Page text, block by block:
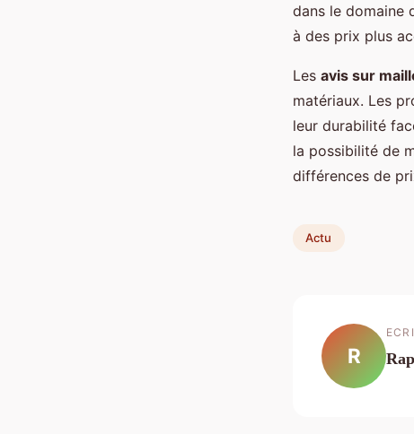
dans le domaine
à des prix plus
Les avis sur
matériaux. Les
leur durabilité
la possibilité de
différences de
Actu
R